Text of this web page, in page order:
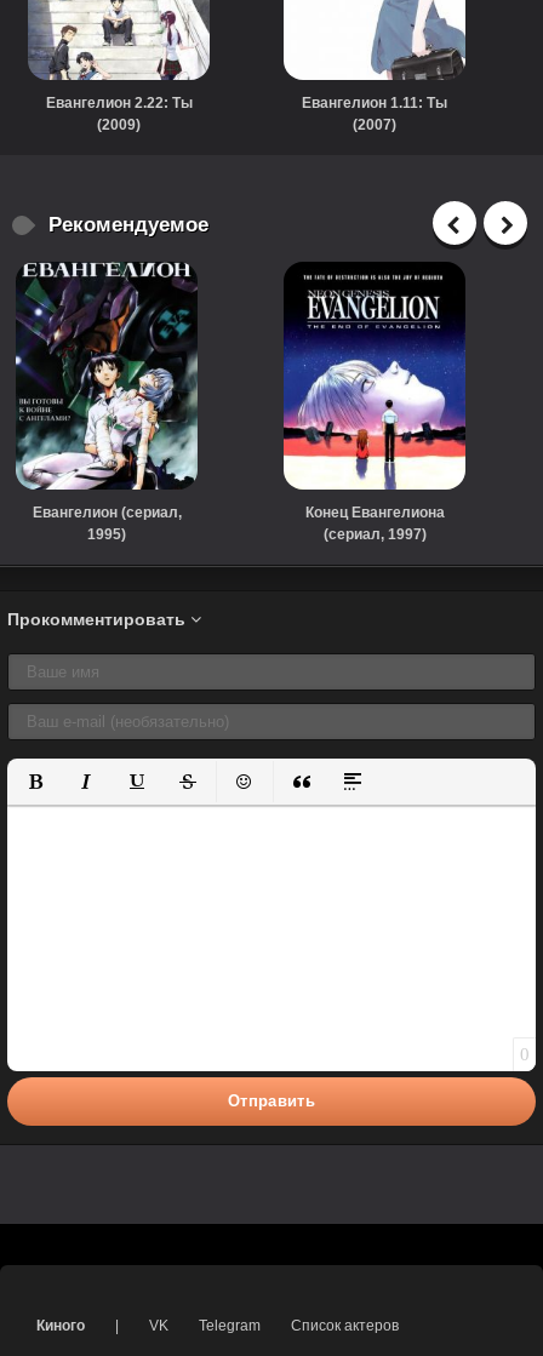
Евангелион 2.22: Ты
(2009)
Евангелион 1.11: Ты
(2007)
Рекомендуемое
Евангелион (сериал,
1995)
Конец Евангелиона
(сериал, 1997)
Прокомментировать
Полужирный
КурсивПодчеркнутый
ЗачеркнутыйВставить смайлик
Вставка цитаты
Вставка спойлера
0
Отправить
Киного VK Telegram Список актеров